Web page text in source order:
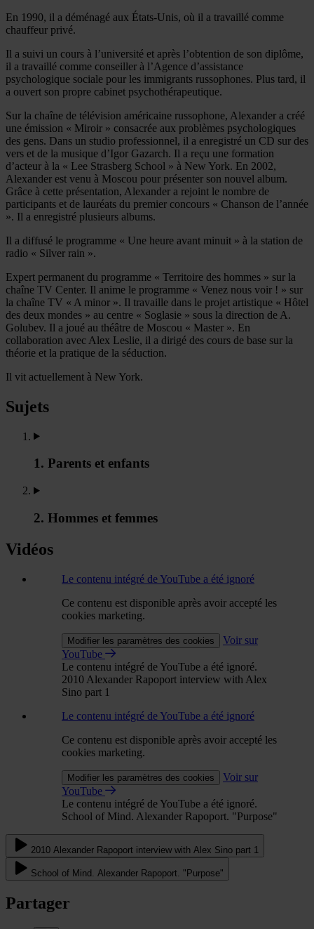
En 1990, il a déménagé aux États-Unis, où il a travaillé comme
chauffeur privé.
Il a suivi un cours à l’université et après l’obtention de son diplôme,
il a travaillé comme conseiller à l’Agence d’assistance
psychologique sociale pour les immigrants russophones. Plus tard, il
a ouvert son propre cabinet psychothérapeutique.
Sur la chaîne de télévision américaine russophone, Alexander a créé
une émission « Miroir » consacrée aux problèmes psychologiques
des gens. Dans un studio professionnel, il a enregistré un CD sur des
vers et de la musique d’Igor Gazarch. Il a reçu une formation
d’acteur à la « Lee Strasberg School » à New York. En 2002,
Alexander est venu à Moscou pour présenter son nouvel album.
Grâce à cette présentation, Alexander a rejoint le nombre de
participants et de lauréats du premier concours « Chanson de l’année
». Il a enregistré plusieurs albums.
Il a diffusé le programme « Une heure avant minuit » à la station de
radio « Silver rain ».
Expert permanent du programme « Territoire des hommes » sur la
chaîne TV Center. Il anime le programme « Venez nous voir ! » sur
la chaîne TV « A minor ». Il travaille dans le projet artistique « Hôtel
des deux mondes » au centre « Soglasie » sous la direction de A.
Golubev. Il a joué au théâtre de Moscou « Master ». En
collaboration avec Alex Leslie, il a dirigé des cours de base sur la
théorie et la pratique de la séduction.
Il vit actuellement à New York.
Sujets
1. Parents et enfants
2. Hommes et femmes
Vidéos
Le contenu intégré de YouTube a été ignoré
Ce contenu est disponible après avoir accepté les
cookies marketing.
Modifier les paramètres des cookies
Voir sur
YouTube
Le contenu intégré de YouTube a été ignoré.
2010 Alexander Rapoport interview with Alex
Sino part 1
Le contenu intégré de YouTube a été ignoré
Ce contenu est disponible après avoir accepté les
cookies marketing.
Modifier les paramètres des cookies
Voir sur
YouTube
Le contenu intégré de YouTube a été ignoré.
School of Mind. Alexander Rapoport. "Purpose"
2010 Alexander Rapoport interview with Alex Sino part 1
School of Mind. Alexander Rapoport. "Purpose"
Partager